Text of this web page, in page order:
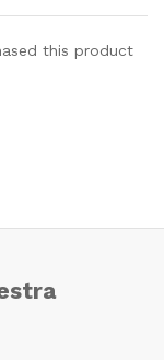
this product